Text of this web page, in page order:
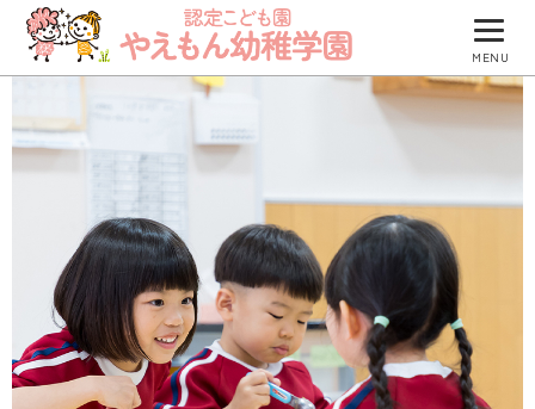
MENU
園について
園での生活
防災について
入園のご案内
園のブログ
つくしグループ